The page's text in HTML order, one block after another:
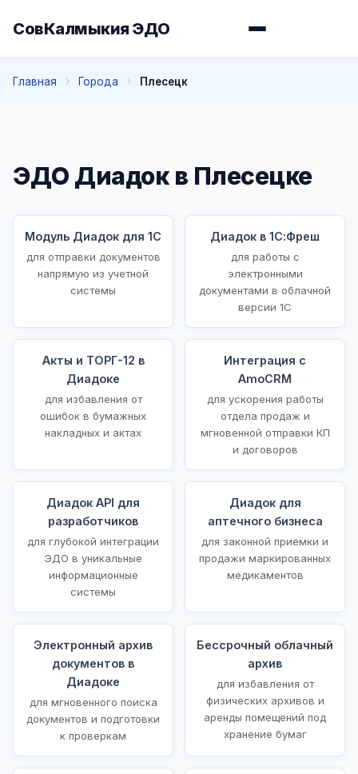
СовКалмыкия ЭДО
Главная Города Плесецк
ЭДО Диадок в Плесецке
Модуль Диадок для 1С
для отправки документов
напрямую из учетной
системы
Диадок в 1С:Фреш
для работы с
электронными
документами в облачной
версии 1С
Акты и ТОРГ-12 в
Диадоке
для избавления от
ошибок в бумажных
накладных и актах
Интеграция с
AmoCRM
для ускорения работы
отдела продаж и
мгновенной отправки КП
и договоров
Диадок API для
разработчиков
для глубокой интеграции
ЭДО в уникальные
информационные
системы
Диадок для
аптечного бизнеса
для законной приемки и
продажи маркированных
медикаментов
Электронный архив
документов в
Диадоке
для мгновенного поиска
документов и подготовки
к проверкам
Бессрочный облачный
архив
для избавления от
физических архивов и
аренды помещений под
хранение бумаг